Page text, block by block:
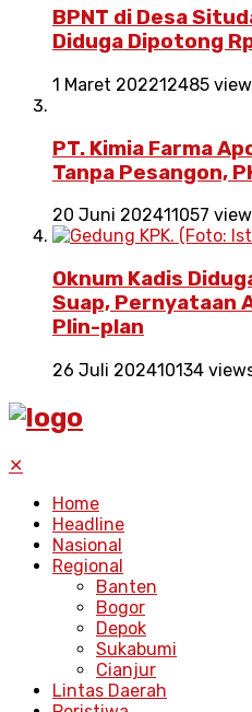
BPNT di Desa
Diduga Dipotong
1 Maret 202212485
PT. Kimia Farma
Tanpa Pesangon,
20 Juni 202411057
Oknum Kadis
Suap, Pernyataan
Plin-plan
26 Juli 202410134
✕
Home
Headline
Nasional
Regional
Banten
Bogor
Depok
Sukabumi
Cianjur
Lintas Daerah